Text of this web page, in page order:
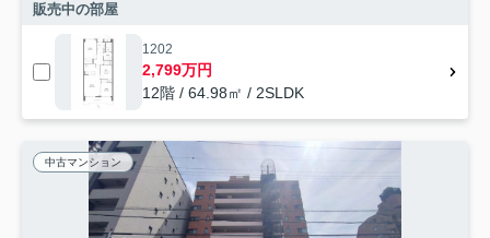
販売中の部屋
1202
2,799万円
12階 / 64.98㎡ / 2SLDK
中古マンション